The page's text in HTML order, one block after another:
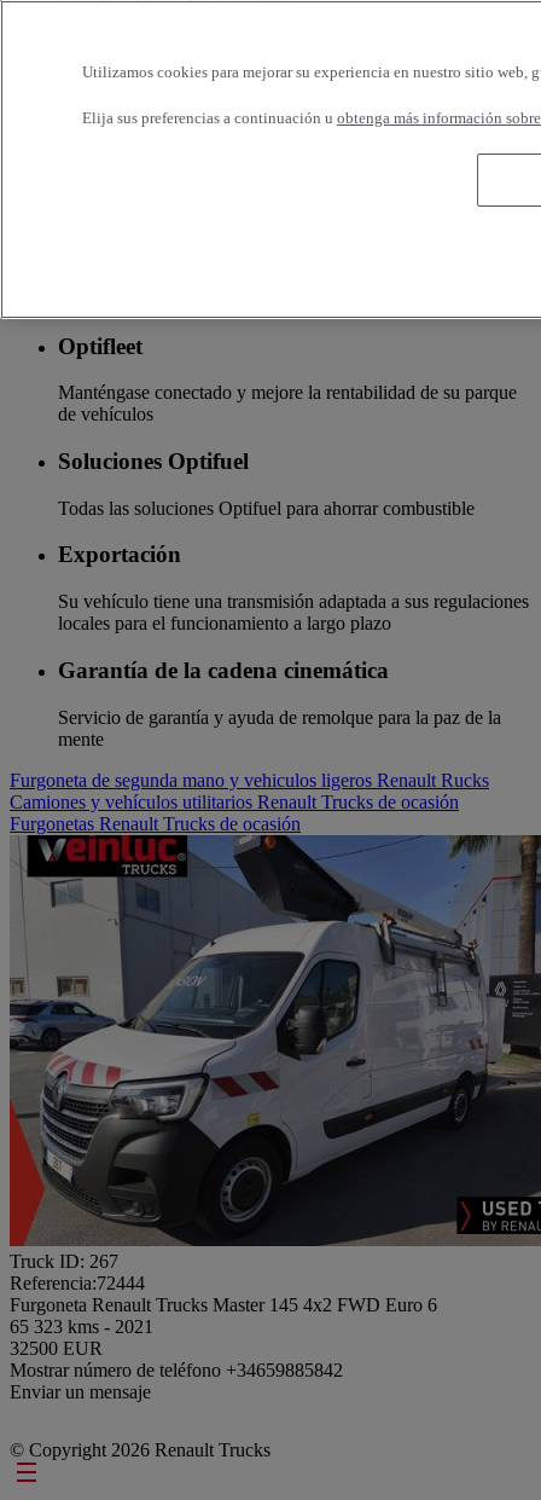
Optifleet
Manténgase conectado y mejore la rentabilidad de su parque
de vehículos
Soluciones Optifuel
Todas las soluciones Optifuel para ahorrar combustible
Exportación
Su vehículo tiene una transmisión adaptada a sus regulaciones
locales para el funcionamiento a largo plazo
Garantía de la cadena cinemática
Servicio de garantía y ayuda de remolque para la paz de la
mente
Furgoneta de segunda mano y vehiculos ligeros Renault Rucks
Camiones y vehículos utilitarios Renault Trucks de ocasión
Furgonetas Renault Trucks de ocasión
Truck ID: 267
Referencia:72444
Furgoneta Renault Trucks Master 145 4x2 FWD Euro 6
65 323 kms - 2021
32500 EUR
Mostrar número de teléfono +34659885842
Enviar un mensaje
© Copyright 2026 Renault Trucks
Footer
Utilizamos cookies para mejorar su experiencia en nuestro sitio web,
Elija sus preferencias a continuación u obtenga más información